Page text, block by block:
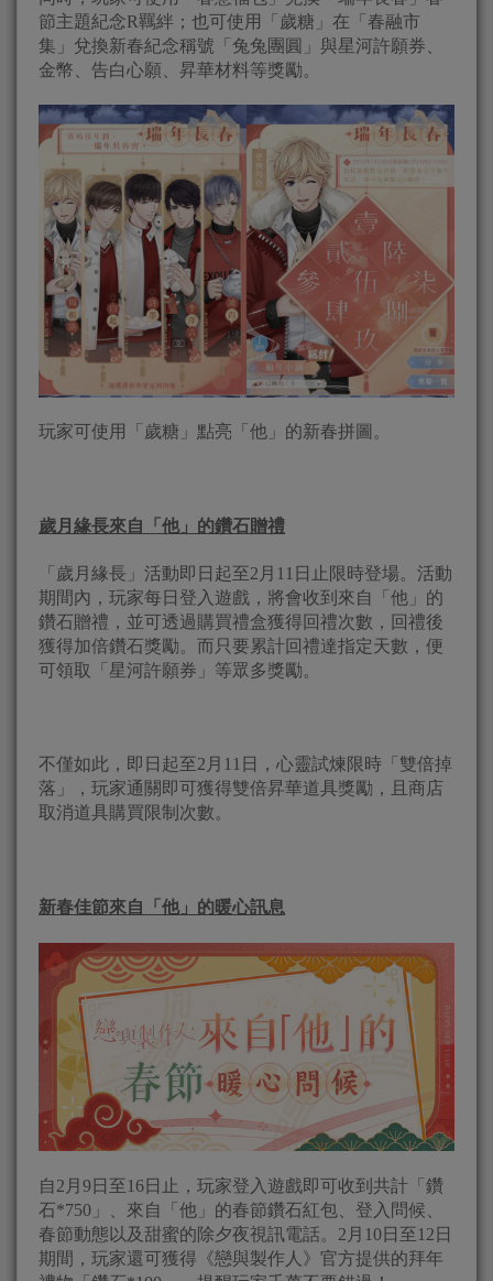
節主題紀念R羈絆；也可使用「歲糖」在「春融市
集」兌換新春紀念稱號「兔兔團圓」與星河許願券、
金幣、告白心願、昇華材料等獎勵。
玩家可使用「歲糖」點亮「他」的新春拼圖。
歲月緣長來自「他」的鑽石贈禮
「歲月緣長」活動即日起至2月11日止限時登場。活動
期間內，玩家每日登入遊戲，將會收到來自「他」的
鑽石贈禮，並可透過購買禮盒獲得回禮次數，回禮後
獲得加倍鑽石獎勵。而只要累計回禮達指定天數，便
可領取「星河許願券」等眾多獎勵。
不僅如此，即日起至2月11日，心靈試煉限時「雙倍掉
落」，玩家通關即可獲得雙倍昇華道具獎勵，且商店
取消道具購買限制次數。
新春佳節來自「他」的暖心訊息
自2月9日至16日止，玩家登入遊戲即可收到共計「鑽
石*750」、來自「他」的春節鑽石紅包、登入問候、
春節動態以及甜蜜的除夕夜視訊電話。2月10日至12日
期間，玩家還可獲得《戀與製作人》官方提供的拜年